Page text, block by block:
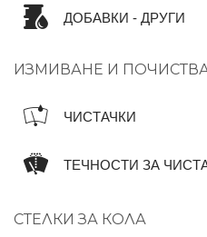
ДОБАВКИ - ДРУГИ
ИЗМИВАНЕ И
ЧИСТАЧКИ
ТЕЧНОСТИ ЗА
СТЕЛКИ ЗА КОЛА